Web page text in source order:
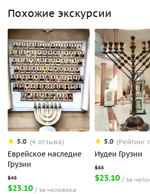
Похожие экскурсии
5.0 (4 отзыва)
Еврейское наследие
Грузии
$23.10 за человека
5.0 (Рейтинг
Иудеи Грузии
$23.10 за